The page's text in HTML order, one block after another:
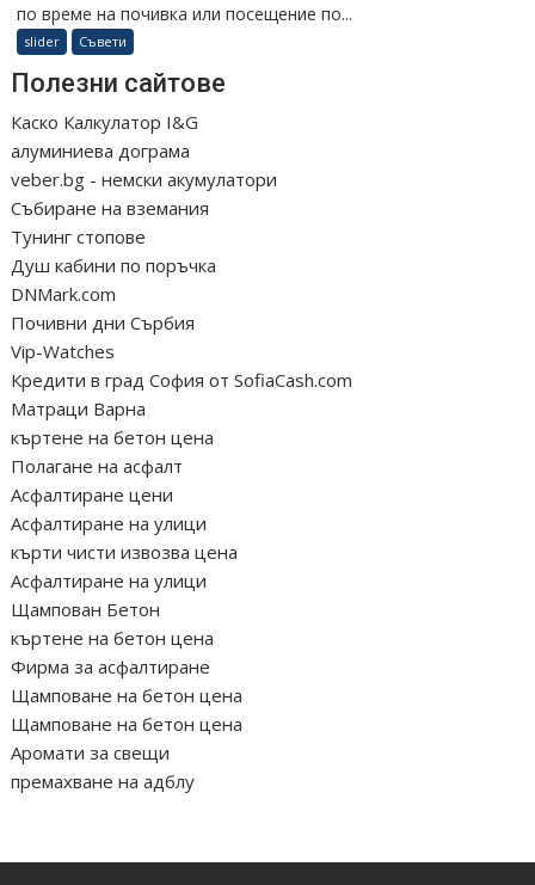
по време на почивка или посещение по...
slider Съвети
Полезни сайтове
Каско Калкулатор I&G
алуминиева дограма
veber.bg - немски акумулатори
Събиране на вземания
Тунинг стопове
Душ кабини по поръчка
DNMark.com
Почивни дни Сърбия
Vip-Watches
Кредити в град София от SofiaCash.com
Матраци Варна
къртене на бетон цена
Полагане на асфалт
Асфалтиране цени
Асфалтиране на улици
кърти чисти извозва цена
Асфалтиране на улици
Щампован Бетон
къртене на бетон цена
Фирма за асфалтиране
Щамповане на бетон цена
Щамповане на бетон цена
Аромати за свещи
премахване на адблу